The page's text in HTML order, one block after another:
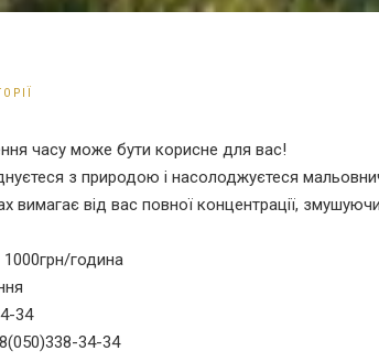
часу може бути корисне для вас!
з природою і насолоджуєтеся
вимагає від вас повної концентрації,
1000грн/година
34
34-34